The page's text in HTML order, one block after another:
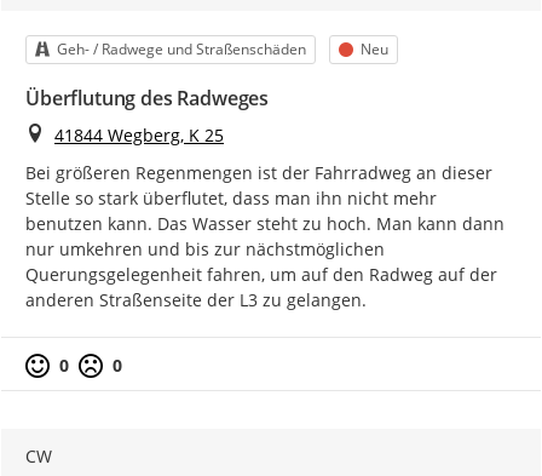
Kategorie
Geh- / Radwege und Straßenschäden Status
Neu
Überflutung des Radweges
Ort
41844 Wegberg, K 25
Bei größeren Regenmengen ist der Fahrradweg an dieser
Stelle so stark überflutet, dass man ihn nicht mehr
benutzen kann. Das Wasser steht zu hoch. Man kann dann
nur umkehren und bis zur nächstmöglichen
Querungsgelegenheit fahren, um auf den Radweg auf der
anderen Straßenseite der L3 zu gelangen.
0 0
CW